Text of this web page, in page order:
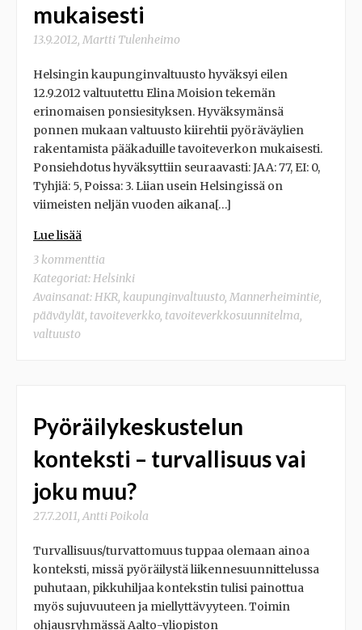
mukaisesti
13.9.2012, Martti Tulenheimo
Helsingin kaupunginvaltuusto hyväksyi eilen
12.9.2012 valtuutettu Elina Moision tekemän
erinomaisen ponsiesityksen. Hyväksymänsä
ponnen mukaan valtuusto kiirehtii pyöräväylien
rakentamista pääkaduille tavoiteverkon mukaisesti.
Ponsiehdotus hyväksyttiin seuraavasti: JAA: 77, EI: 0,
Tyhjiä: 5, Poissa: 3. Liian usein Helsingissä on
viimeisten neljän vuoden aikana[…]
Lue lisää
3 kommenttia
Kategoriat:Helsinki
Avainsanat:HKR, kaupunginvaltuusto, Mannerheimintie,
pääväylät, tavoiteverkko, tavoiteverkkosuunnitelma,
valtuusto
Pyöräilykeskustelun
konteksti – turvallisuus vai
joku muu?
27.7.2011,Antti Poikola
Turvallisuus/turvattomuus tuppaa olemaan ainoa
konteksti, missä pyöräilystä liikennesuunnittelussa
puhutaan, pikkuhiljaa kontekstin tulisi painottua
myös sujuvuuteen ja miellyttävyyteen. Toimin
ohjausryhmässä Aalto-yliopiston